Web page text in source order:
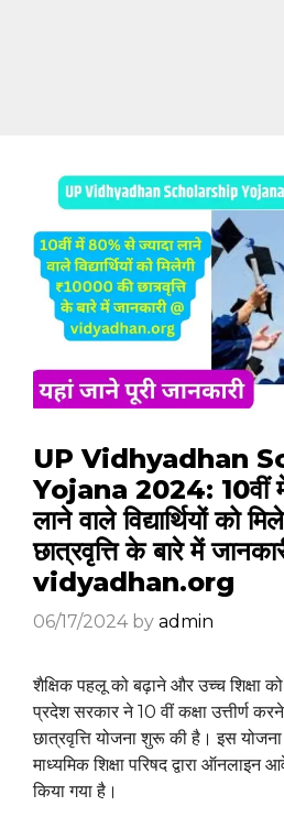
UP Vidhyadhan
Yojana 2024: 10वीं
लाने वाले विद्यार्थियों को
छात्रवृत्ति के बारे में
vidyadhan.org
06/17/2024 by admin
शैक्षिक पहलू को बढ़ाने और उच्च शिक्षा
प्रदेश सरकार ने 10 वीं कक्षा उत्तीर्ण
छात्रवृत्ति योजना शुरू की है। इस
माध्यमिक शिक्षा परिषद द्वारा
किया गया है।